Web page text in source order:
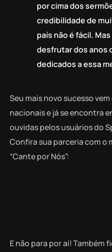
por cima dos
credibilidade de
país não é fácil.
desfrutar dos anos
dedicados a essa
Seu mais novo sucesso
nacionais e já se encontra
ouvidas pelos usuários do
Confira sua parceria com o
“Cante por Nós”:
E não para por aí! Também